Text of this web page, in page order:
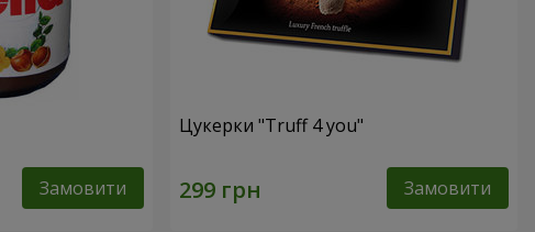
Замовити
Цукерки "Truff 4 you"
Замовити